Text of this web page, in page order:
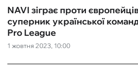
1 жовтня 2023, 10:00
NAVI зіграє проти
суперник української
Pro League